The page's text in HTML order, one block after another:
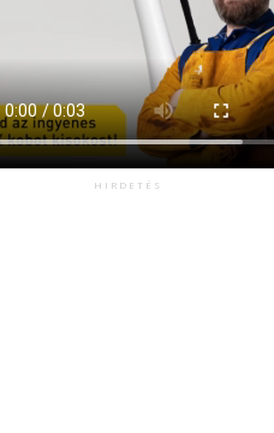
HIRDETÉS